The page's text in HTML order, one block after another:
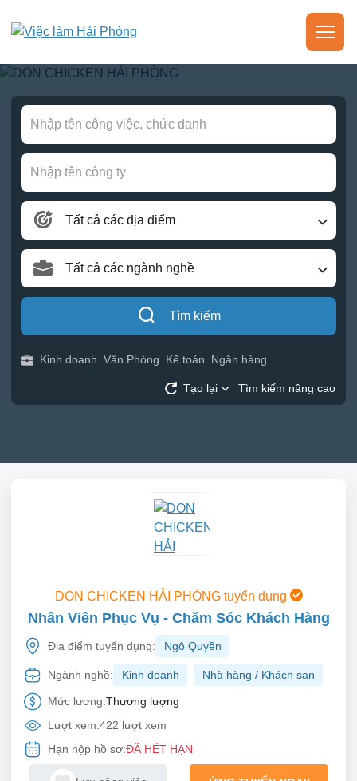
Tất cả các địa điểm
Tất cả các ngành nghề
Tìm kiếm
Kinh doanh Văn Phòng Kế toán Ngân hàng
Tạo lại Tìm kiếm nâng cao
DON CHICKEN HẢI PHÒNG tuyển dụng
Nhân Viên Phục Vụ - Chăm Sóc Khách Hàng
Địa điểm tuyển dụng: Ngô Quyền
Ngành nghề: Kinh doanh Nhà hàng / Khách sạn
Mức lương:Thương lượng
Lượt xem:422 lượt xem
Hạn nộp hồ sơ:ĐÃ HẾT HẠN